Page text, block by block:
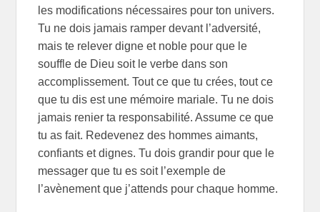
les modifications nécessaires pour ton univers.
Tu ne dois jamais ramper devant l’adversité,
mais te relever digne et noble pour que le
souffle de Dieu soit le verbe dans son
accomplissement. Tout ce que tu crées, tout ce
que tu dis est une mémoire mariale. Tu ne dois
jamais renier ta responsabilité. Assume ce que
tu as fait. Redevenez des hommes aimants,
confiants et dignes. Tu dois grandir pour que le
messager que tu es soit l’exemple de
l’avènement que j’attends pour chaque homme.